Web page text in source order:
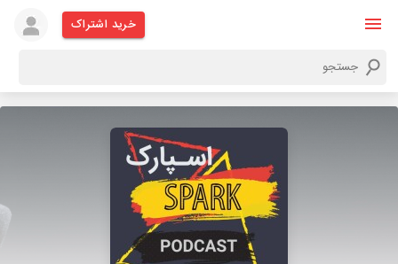
خرید اشتراک